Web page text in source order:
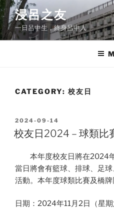
Skip
to
content
浸呂之友
一日呂中生，終身呂中人
CATEGORY: 校友日
POSTED
ON
2024-09-14
校友日2024 – 球類比
本年度校友日將在2024年
當日將會有籃球、排球、足
活動。本年度球類比賽及橋牌
日期：2024年11月2日（星期